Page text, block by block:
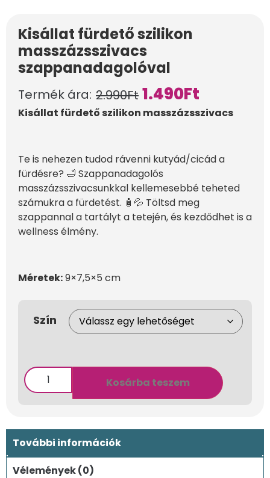
Kisállat fürdető szilikon
masszázsszivacs
szappanadagolóval
Termék ára: 2.990Ft 1.490Ft
Kisállat fürdető szilikon masszázsszivacs
Te is nehezen tudod rávenni kutyád/cicád a
fürdésre? 🛁 Szappanadagolós
masszázsszivacsunkkal kellemesebbé teheted
számukra a fürdetést. 🧴💦 Töltsd meg
szappannal a tartályt a tetején, és kezdődhet is a
wellness élmény.
Méretek:9×7,5×5 cm
Szín
Kosárba teszem
További információk
Vélemények (0)